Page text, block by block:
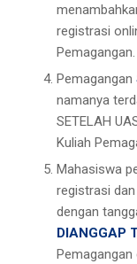
registrasi
Pemagangan.
Pemagangan
namanya
SETELAH
Kuliah
Mahasiswa
registrasi
dengan
DIANGGAP